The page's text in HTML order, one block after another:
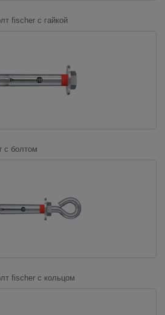
fischer с гайкой
с болтом
fischer с кольцом